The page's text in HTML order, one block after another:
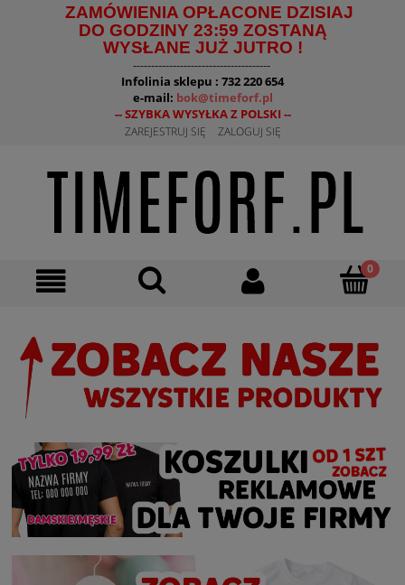
ZAMÓWIENIA OPŁACONE DZISIAJ
DO GODZINY 23:59 ZOSTANĄ
WYSŁANE JUŻ JUTRO !
--------------------------------------
Infolinia sklepu : 732 220 654
e-mail: bok@timeforf.pl
-- SZYBKA WYSYŁKA Z POLSKI --
ZAREJESTRUJ SIĘ ZALOGUJ SIĘ